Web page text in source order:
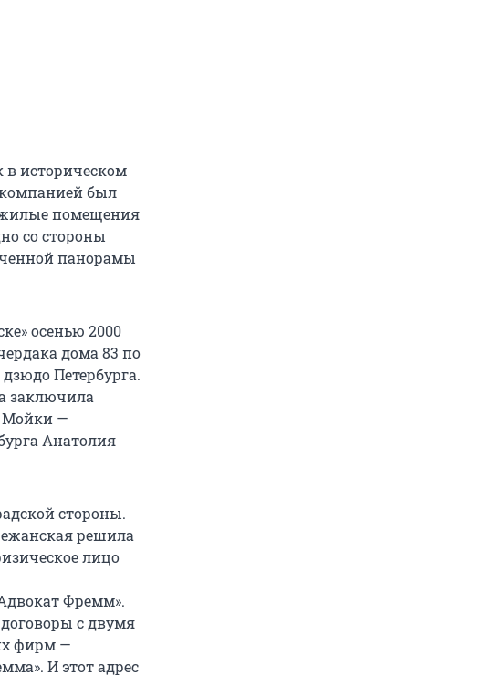
историческом
компанией был
помещения
со стороны
панорамы
осенью 2000
дома 83 по
Петербурга.
заключила
Мойки —
Анатолия
стороны.
решила
лицо
Фремм».
с двумя
фирм —
И этот адрес